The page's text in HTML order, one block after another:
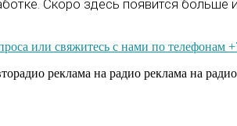
Скоро здесь появится
или свяжитесь с нами по телефонам